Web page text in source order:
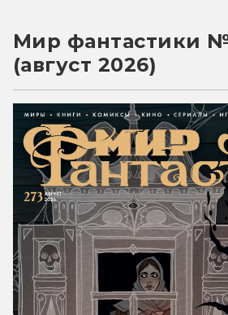
Мир фантастики
(август 2026)